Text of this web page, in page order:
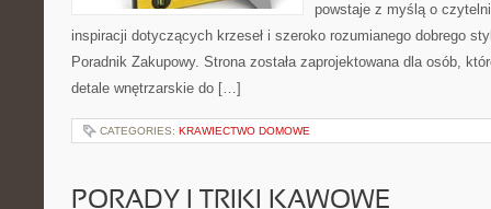
powstaje z myślą o
inspiracji dotyczących krzeseł i szeroko rozumianego dobrego
Poradnik Zakupowy. Strona została zaprojektowana dla osób,
detale wnętrzarskie do […]
CATEGORIES: KRAWIECTWO DOMOWE
PORADY I TRIKI KAWOWE